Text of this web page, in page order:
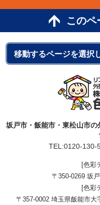
このペ
坂戸市・飯能市・東松山市
TEL:0120-130-
[色彩
〒350-0269 坂
[色彩
〒357-0002 埼玉県飯能市大